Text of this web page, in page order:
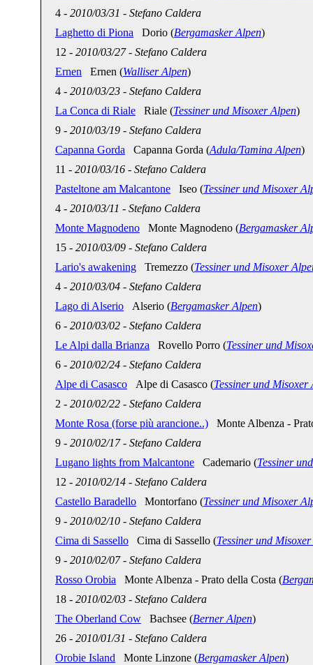
4 - 2010/03/31 - Stefano Caldera
Laghetto di Piona Dorio (Bergamasker Alpen)
12 - 2010/03/27- Stefano Caldera
Ernen Ernen (Walliser Alpen)
4 - 2010/03/23 - Stefano Caldera
La Conca di Riale Riale (Tessiner und Misoxer Alpen)
9 - 2010/03/19 - Stefano Caldera
Capanna Gorda Capanna Gorda (Adula/Tamina Alpen)
11 - 2010/03/16 - Stefano Caldera
Pasteltone am Malcantone Iseo (Tessiner und Misoxer
4 - 2010/03/11 - Stefano Caldera
Monte Magnodeno Monte Magnodeno (Bergamasker
15 - 2010/03/09 - Stefano Caldera
Lario's awakening Tremezzo (Tessiner und Misoxer
4 - 2010/03/04 - Stefano Caldera
Lago di Alserio Alserio (Bergamasker Alpen)
6 - 2010/03/02 - Stefano Caldera
Le Alpi dalla Brianza Rovello Porro (Tessiner und
6 - 2010/02/24 - Stefano Caldera
Alpe di Casasco Alpe di Casasco (Tessiner und Misoxer
2 - 2010/02/22 - Stefano Caldera
Monte Rosa (forse più arancione..) Monte Albenza -
9 - 2010/02/17- Stefano Caldera
Lugano lights from Malcantone Cademario (Tessiner
12 - 2010/02/14 - Stefano Caldera
Castello Baradello Montorfano (Tessiner und Misoxer
9 - 2010/02/10 - Stefano Caldera
Cima di Sassello Cima di Sassello (Tessiner und
9 - 2010/02/07- Stefano Caldera
Rosso Orobia Monte Albenza - Prato della Costa (
18 - 2010/02/03 - Stefano Caldera
The Oberland Cow Bachsee (Berner Alpen)
26 - 2010/01/31 - Stefano Caldera
Orobie Island Monte Linzone (Bergamasker Alpen)